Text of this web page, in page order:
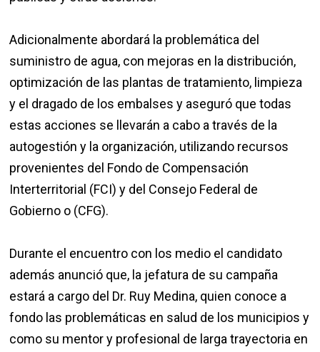
Adicionalmente abordará la problemática del
suministro de agua, con mejoras en la distribución,
optimización de las plantas de tratamiento, limpieza
y el dragado de los embalses y aseguró que todas
estas acciones se llevarán a cabo a través de la
autogestión y la organización, utilizando recursos
provenientes del Fondo de Compensación
Interterritorial (FCI) y del Consejo Federal de
Gobierno o (CFG).
Durante el encuentro con los medio el candidato
además anunció que, la jefatura de su campaña
estará a cargo del Dr. Ruy Medina, quien conoce a
fondo las problemáticas en salud de los municipios y
como su mentor y profesional de larga trayectoria en